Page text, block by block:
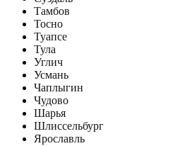
Тамбов
Тосно
Туапсе
Тула
Углич
Усмань
Чаплыгин
Чудово
Шарья
Шлиссельбург
Ярославль